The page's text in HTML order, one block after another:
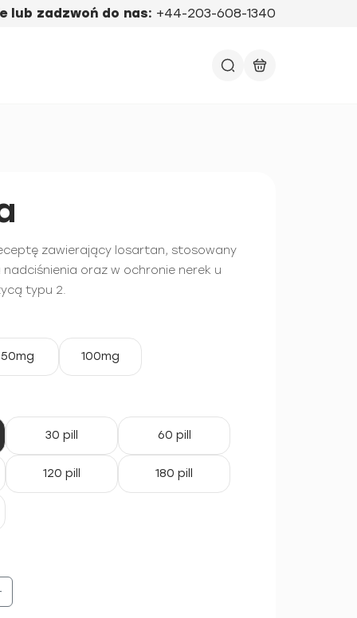
lub zadzwoń do nas: +44-203-608-1340
zawierający losartan, stosowany
nadciśnienia oraz w ochronie nerek u
typu 2.
50mg 100mg
30 pill 60 pill
120 pill 180 pill